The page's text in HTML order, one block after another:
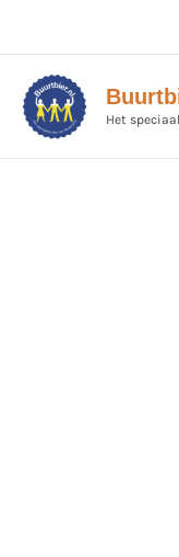
inhoud
Het